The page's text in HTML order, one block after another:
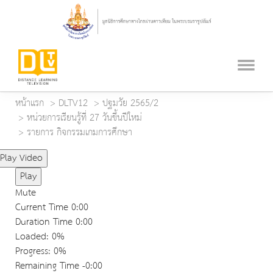
หน้าแรก DLTV12
ปฐมวัย 2565/2
หน่วยการเรียนรู้ที่ 27 วันขึ้นปีใหม่
รายการ กิจกรรมเกมการศึกษา
Play Video
Play
Mute
Current Time0:00
Duration Time0:00
Loaded: 0%
Progress: 0%
Remaining Time-0:00